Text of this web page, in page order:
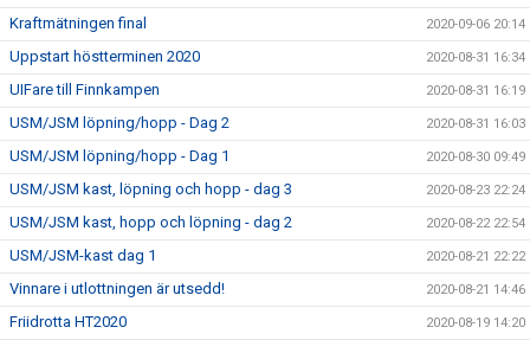
Kraftmätningen final 2020-09-06 20:14
Uppstart höstterminen 2020 2020-08-31 16:34
UIFare till Finnkampen 2020-08-31 16:19
USM/JSM löpning/hopp - Dag 2 2020-08-31 16:03
USM/JSM löpning/hopp - Dag 1 2020-08-30 09:49
USM/JSM kast, löpning och hopp - dag 3 2020-08-23 22:24
USM/JSM kast, hopp och löpning - dag 2 2020-08-22 22:54
USM/JSM-kast dag 1 2020-08-21 22:22
Vinnare i utlottningen är utsedd! 2020-08-21 14:46
Friidrotta HT2020 2020-08-19 14:20